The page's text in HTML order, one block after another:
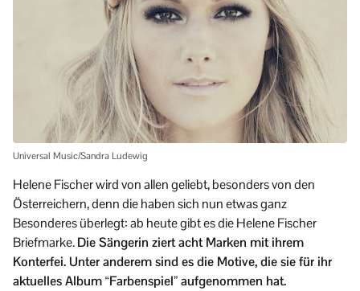
Universal Music/Sandra Ludewig
Helene Fischer wird von allen geliebt, besonders von den
Österreichern, denn die haben sich nun etwas ganz
Besonderes überlegt: ab heute gibt es die Helene Fischer
Briefmarke.Die Sängerin ziert acht Marken mit ihrem
Konterfei. Unter anderem sind es die Motive, die sie für ihr
aktuelles Album “Farbenspiel” aufgenommen hat.